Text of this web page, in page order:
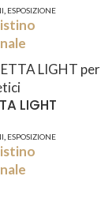
ESPOSIZIONE
LIGHT
ESPOSIZIONE